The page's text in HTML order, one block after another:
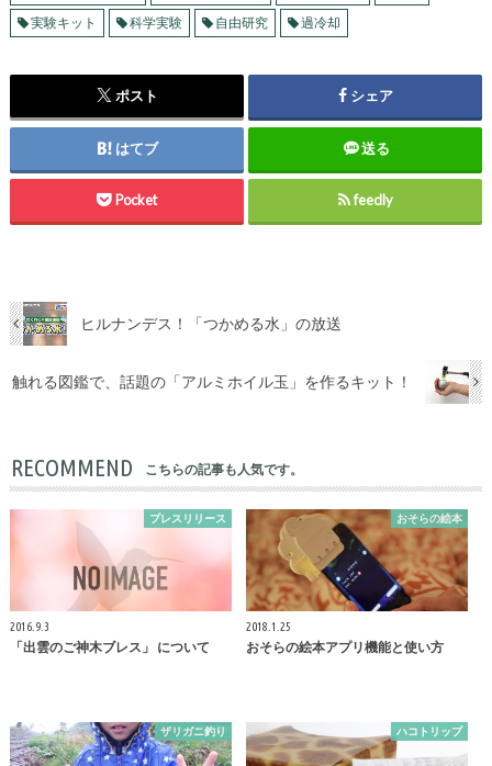
実験キット
科学実験 自由研究 過冷却
ポスト シェア
はてブ 送る
Pocket feedly
ヒルナンデス！「つかめる水」の放送
触れる図鑑で、話題の「アルミホイル玉」を作るキット！
RECOMMEND こちらの記事も人気です。
プレスリリース
2016.9.3
「出雲のご神木ブレス」 について
おそらの絵本
2018.1.25
おそらの絵本アプリ機能と使い方
ザリガニ釣り ハコトリップ